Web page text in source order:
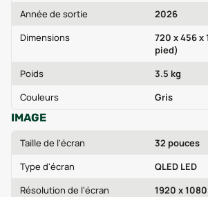
Année de sortie
2026
Dimensions
720 x 456 x
pied)
Poids
3.5 kg
Couleurs
Gris
IMAGE
Taille de l'écran
32 pouces
Type d'écran
QLED LED
Résolution de l'écran
1920 x